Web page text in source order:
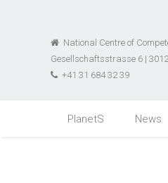
National Centre of
Gesellschaftsstrasse 6 |
+41 31 684 32 39
PlanetS News